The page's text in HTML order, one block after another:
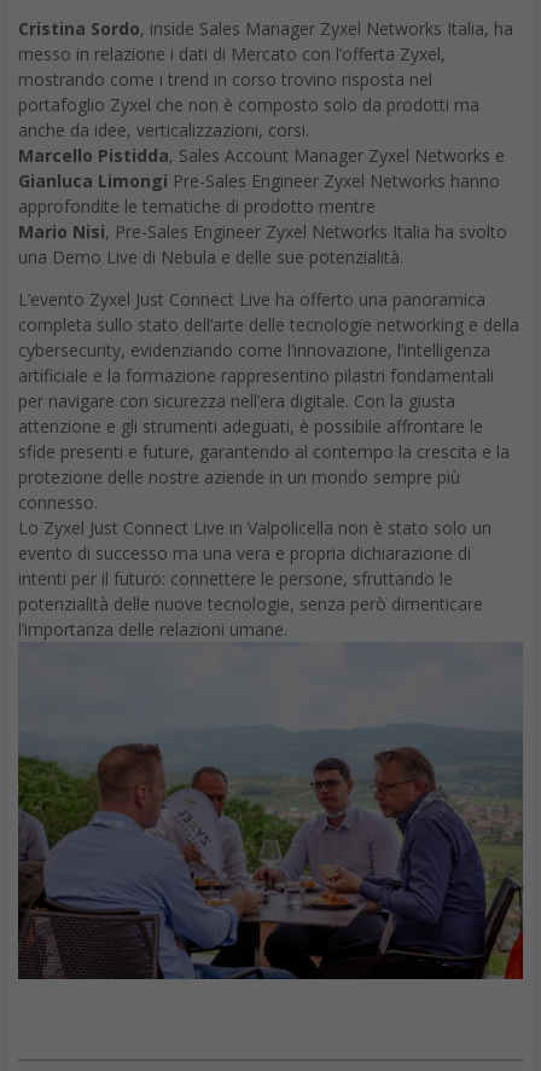
Cristina Sordo, inside Sales Manager Zyxel Networks Italia, ha
messo in relazione i dati di Mercato con l’offerta Zyxel,
mostrando come i trend in corso trovino risposta nel
portafoglio Zyxel che non è composto solo da prodotti ma
anche da idee, verticalizzazioni, corsi.
Marcello Pistidda, Sales Account Manager Zyxel Networks e
Gianluca Limongi Pre-Sales Engineer Zyxel Networks hanno
approfondite le tematiche di prodotto mentre
Mario Nisi, Pre-Sales Engineer Zyxel Networks Italia ha svolto
una Demo Live di Nebula e delle sue potenzialità.
L’evento Zyxel Just Connect Live ha offerto una panoramica
completa sullo stato dell’arte delle tecnologie networking e della
cybersecurity, evidenziando come l’innovazione, l’intelligenza
artificiale e la formazione rappresentino pilastri fondamentali
per navigare con sicurezza nell’era digitale. Con la giusta
attenzione e gli strumenti adeguati, è possibile affrontare le
sfide presenti e future, garantendo al contempo la crescita e la
protezione delle nostre aziende in un mondo sempre più
connesso.
Lo Zyxel Just Connect Live in Valpolicella non è stato solo un
evento di successo ma una vera e propria dichiarazione di
intenti per il futuro: connettere le persone, sfruttando le
potenzialità delle nuove tecnologie, senza però dimenticare
l’importanza delle relazioni umane.